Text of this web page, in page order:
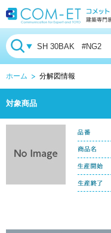
ホーム 分解図情報
対象商品